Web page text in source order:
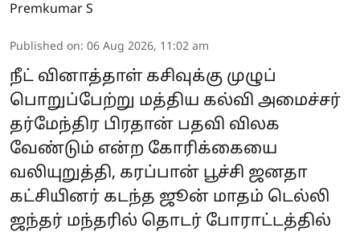
Premkumar S
Published on: 06 Aug 2026, 11:02 am
நீட் வினாத்தாள் கசிவுக்கு முழுப்
பொறுப்பேற்று மத்திய கல்வி அமைச்சர்
தர்மேந்திர பிரதான் பதவி விலக
வேண்டும் என்ற கோரிக்கையை
வலியுறுத்தி, கரப்பான் பூச்சி ஜனதா
கட்சியினர் கடந்த ஜூன் மாதம் டெல்லி
ஜந்தர் மந்தரில் தொடர் போராட்டத்தில்